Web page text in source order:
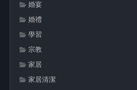
婚宴
婚禮
學習
宗教
家居
家居清潔